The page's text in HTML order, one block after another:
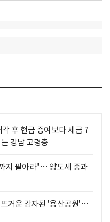
후 현금 증여보다 세금 7
강남 고령층
지 팔아라"… 양도세 중과
거운 감자된 '용산공원'…